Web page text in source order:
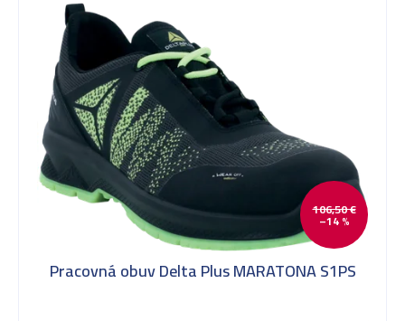
106,50 €
–14 %
Pracovná obuv Delta Plus MARATONA S1PS